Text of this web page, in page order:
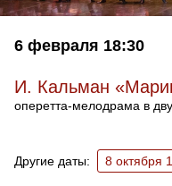
6 февраля 18:30
И. Кальман
оперетта-мелодрама в
Другие даты: 8 октября